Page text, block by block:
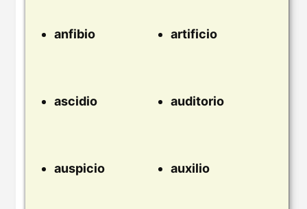
anfibio artificio
ascidio auditorio
auspicio auxilio